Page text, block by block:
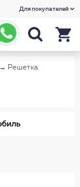
Для покупателей
→ Решетка